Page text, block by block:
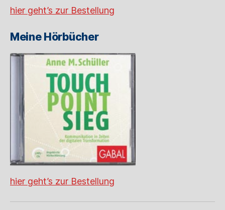
hier geht’s zur Bestellung
Meine Hörbücher
hier geht’s zur Bestellung